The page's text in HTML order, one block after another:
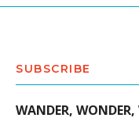
SUBSCRIBE
WANDER, WONDER,